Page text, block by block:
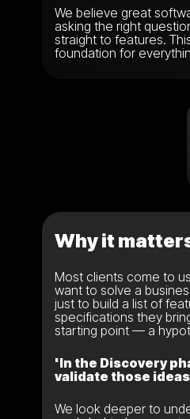
We believe great
asking the right
straight to features.
foundation for
Why it
Most clients come to
want to solve a
just to build a list of
specifications they
starting point — a
'In the Discovery
validate those
We look deeper to